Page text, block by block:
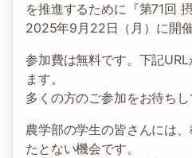
を推進するために『第71回
2025年9月22日（月）に開催
参加費は無料です。下記
ます。
多くの方のご参加をお待ちし
農学部の学生の皆さんには
たとない機会です。